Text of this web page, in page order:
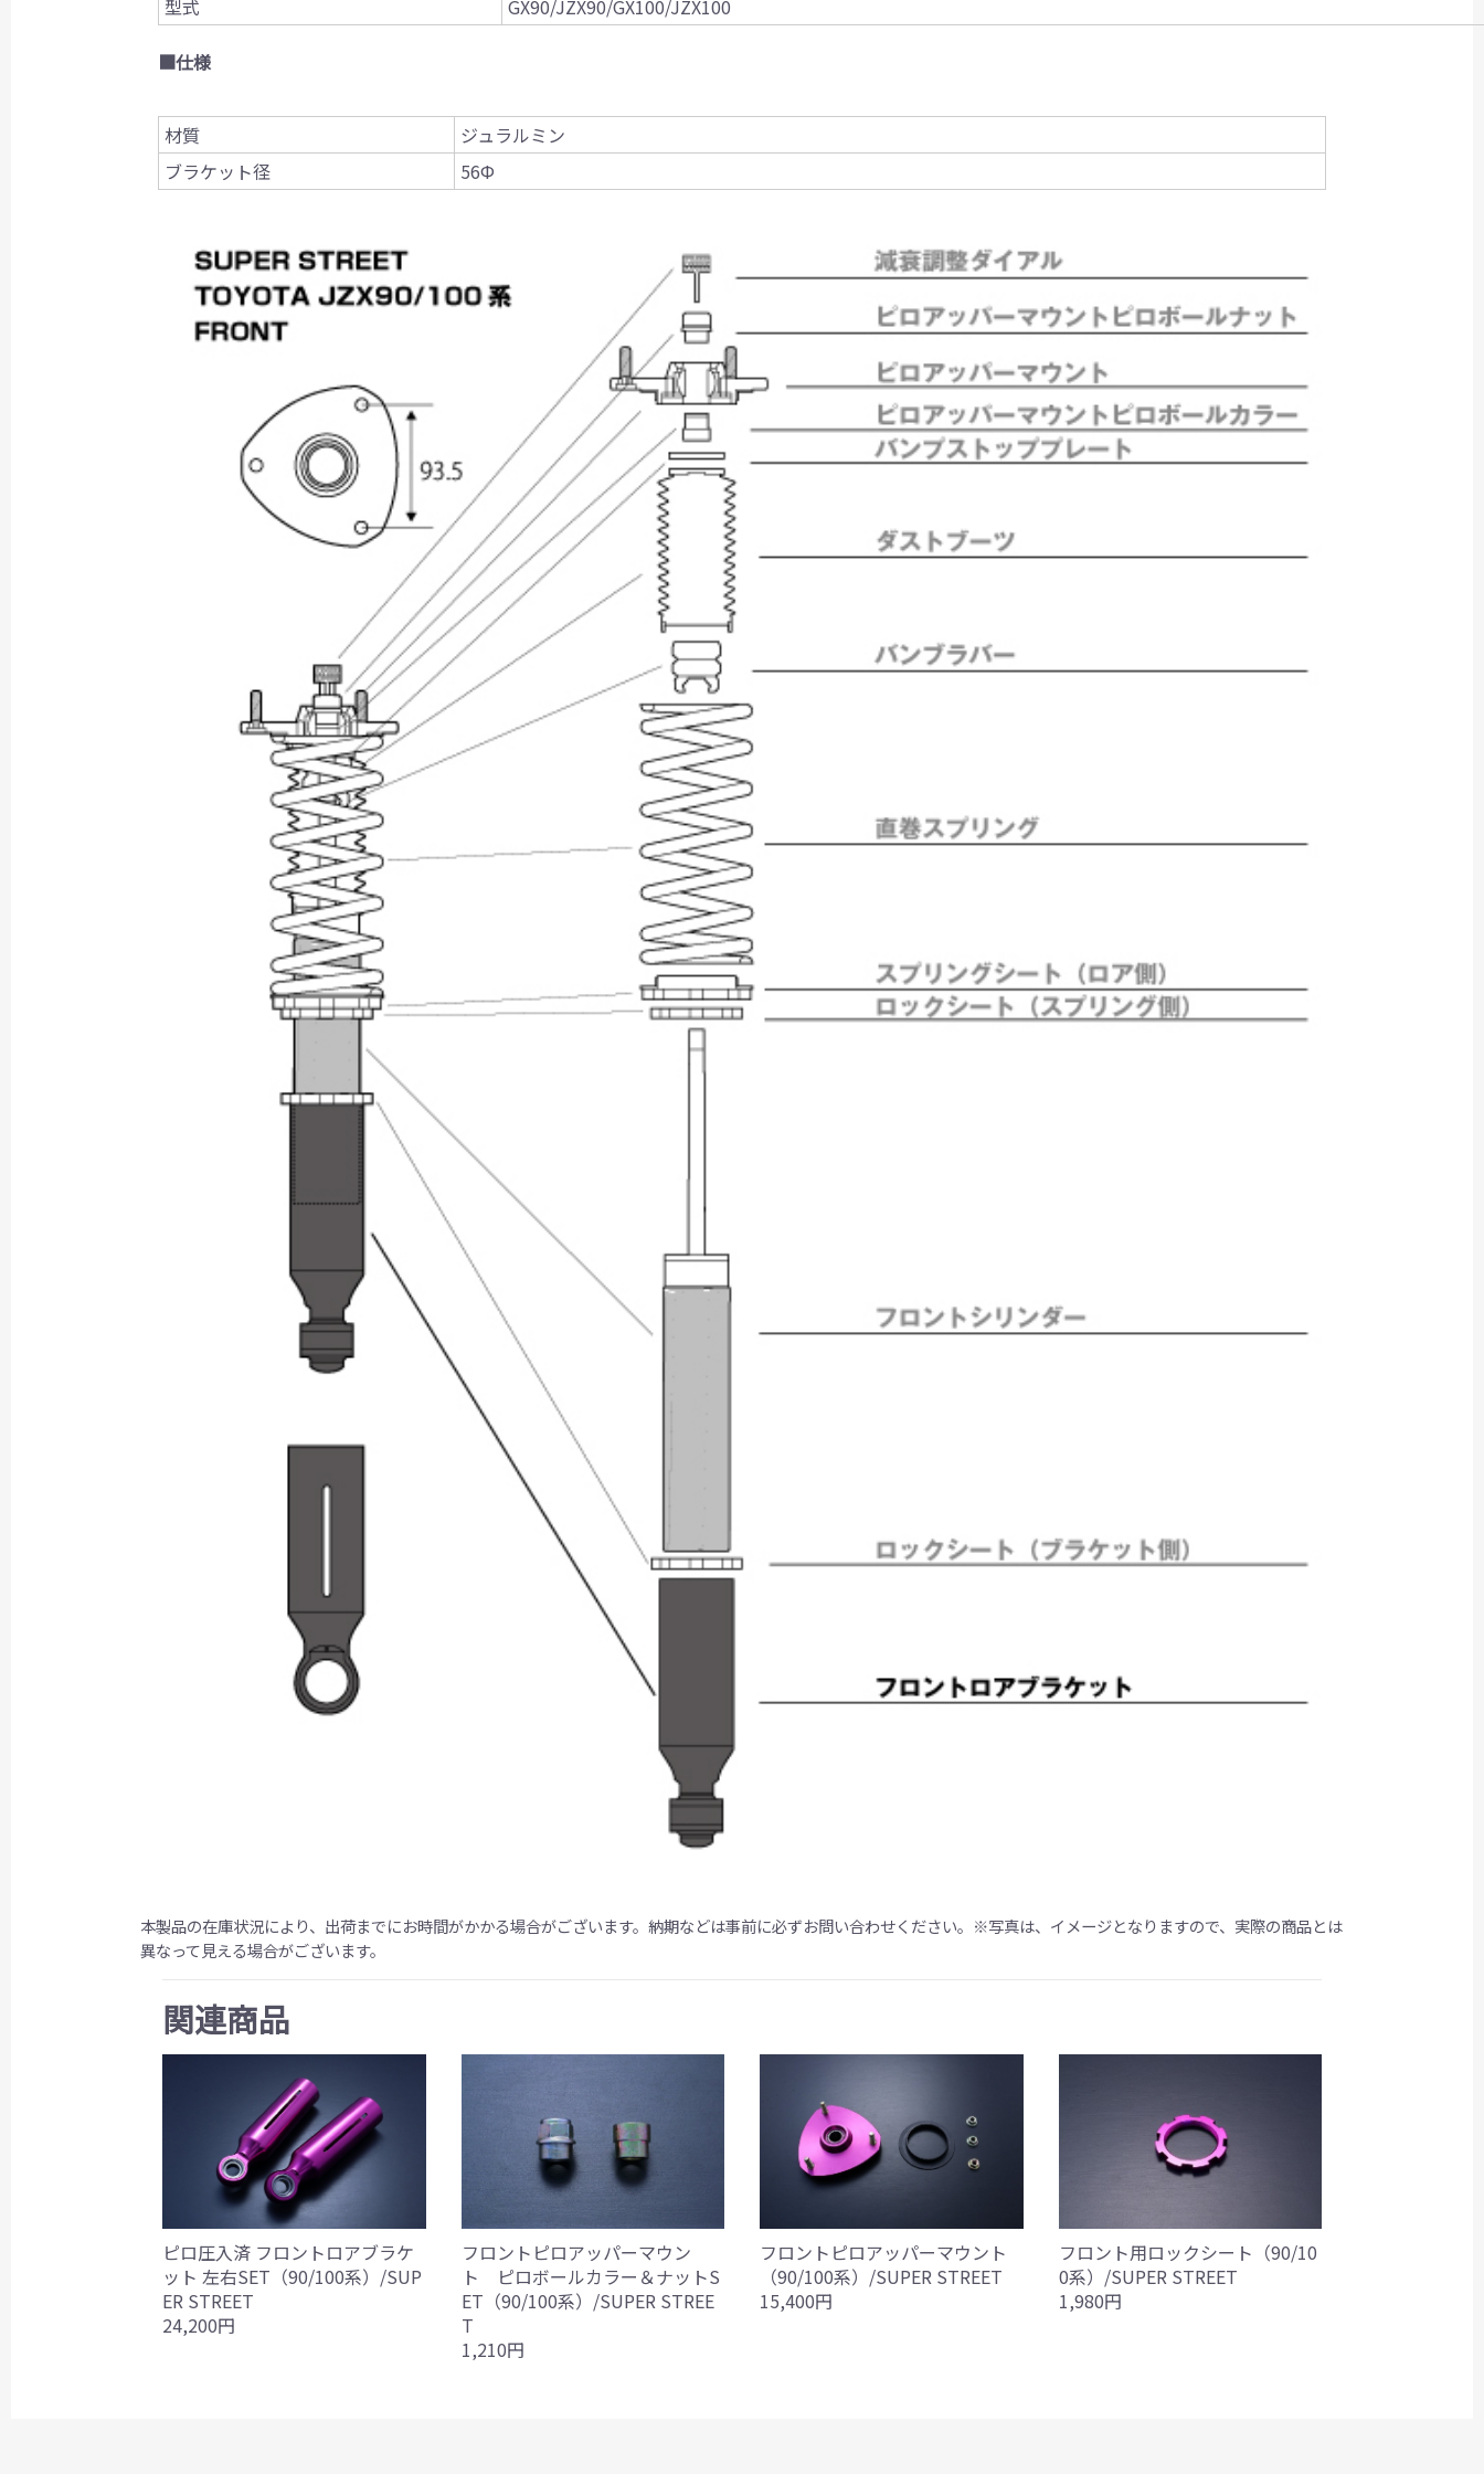
型式
GX90/JZX90/GX100/JZX100
■仕様
材質
ジュラルミン
ブラケット径
56Ф
本製品の在庫状況により、出荷までにお時間がかかる場合がございます。納期などは事前に必ずお問い合わせください。※写真は、イメージとなりますので、実際の商品とは
異なって見える場合がございます。
関連商品
ピロ圧入済 フロントロアブラケ
ット 左右SET（90/100系）/SUP
ER STREET
24,200円
フロントピロアッパーマウン
ト ピロボールカラー＆ナットS
ET（90/100系）/SUPER STREE
T
1,210円
フロントピロアッパーマウント
（90/100系）/SUPER STREET
15,400円
フロント用ロックシート（90/10
0系）/SUPER STREET
1,980円